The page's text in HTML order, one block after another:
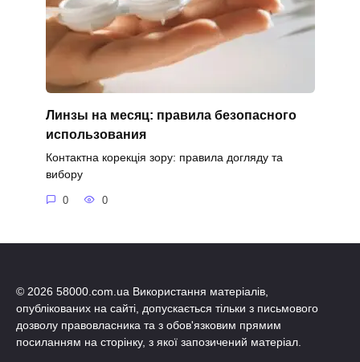
Линзы на месяц: правила безопасного
использования
Контактна корекція зору: правила догляду та
вибору
0 0
© 2026 58000.com.ua Використання матеріалів,
опублікованих на сайті, допускається тільки з письмового
дозволу правовласника та з обов'язковим прямим
посиланням на сторінку, з якої запозичений матеріал.